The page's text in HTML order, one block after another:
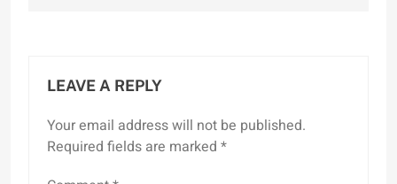
LEAVE A REPLY
Your email address will not be published.
Required fields are marked *